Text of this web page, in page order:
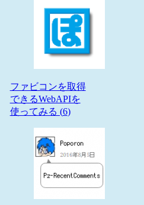
ファビコンを取得
できるWebAPIを
使ってみる (6)